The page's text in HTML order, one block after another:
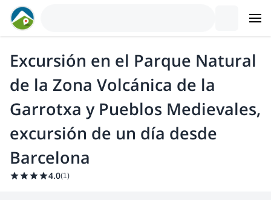
Excursión en el Parque Natural
de la Zona Volcánica de la
Garrotxa y Pueblos Medievales,
excursión de un día desde
Barcelona
4.0(1)